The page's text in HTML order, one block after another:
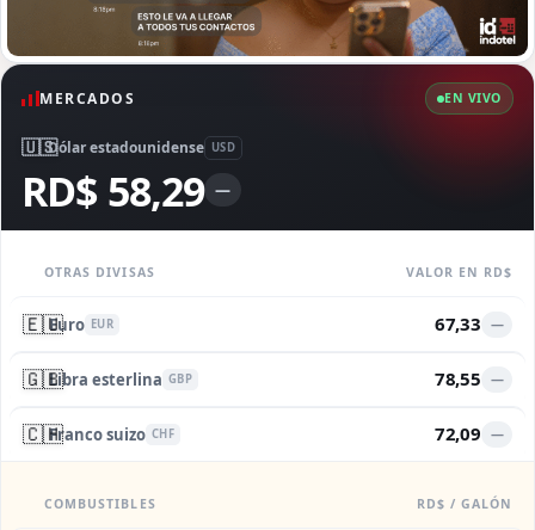
MERCADOS EN VIVO
🇺🇸Dólar estadounidense USD
RD$ 58,29 —
OTRAS DIVISAS VALOR EN RD$
🇪🇺Euro EUR 67,33 —
🇬🇧Libra esterlina GBP 78,55 —
🇨🇭Franco suizo CHF 72,09 —
COMBUSTIBLES RD$ / GALÓN